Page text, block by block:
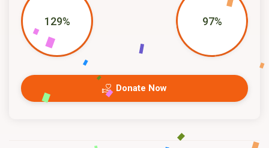
97%
129%
Donate Now